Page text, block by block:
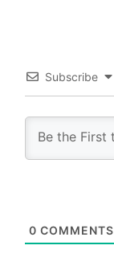
Subscribe
0 COMMENTS